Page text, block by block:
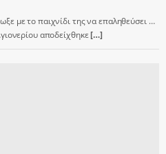
με το παιχνίδι της να επαληθεύσει …
αποδείχθηκε[…]